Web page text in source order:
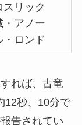
スリック
・アノー
・ロンド
れば、古竜
12秒、10分で
告されてい